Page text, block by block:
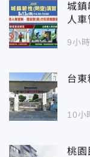
城
人車
9小
台
10小
桃